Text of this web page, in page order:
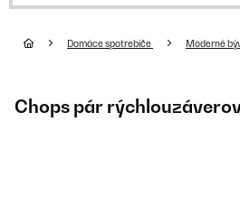
Domáce spotrebiče Moderné
Chops pár